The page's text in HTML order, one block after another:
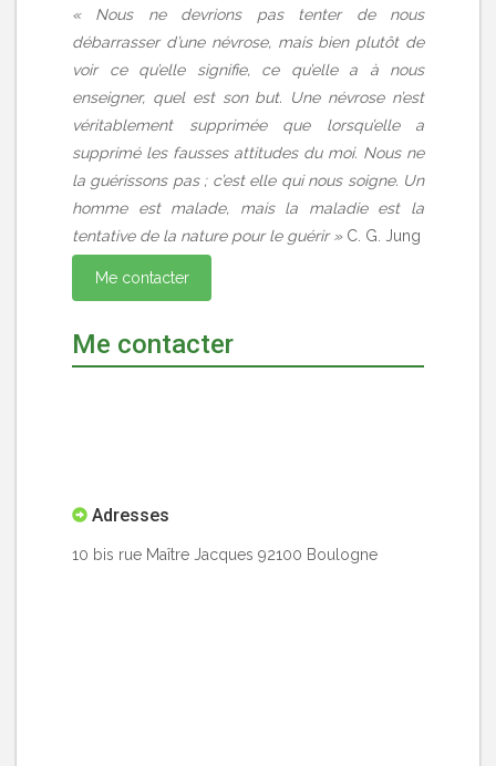
« Nous ne devrions pas tenter de nous
débarrasser d’une névrose, mais bien plutôt de
voir ce qu’elle signifie, ce qu’elle a à nous
enseigner, quel est son but. Une névrose n’est
véritablement supprimée que lorsqu’elle a
supprimé les fausses attitudes du moi. Nous ne
la guérissons pas ; c’est elle qui nous soigne. Un
homme est malade, mais la maladie est la
tentative de la nature pour le guérir »C. G. Jung
Me contacter
Me contacter
Adresses
10 bis rue Maître Jacques 92100 Boulogne